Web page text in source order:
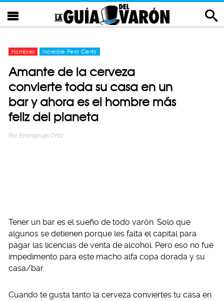
Hombres Increíble Pero Cierto
Amante de la cerveza
convierte toda su casa en un
bar y ahora es el hombre más
feliz del planeta
Por Emmanuel Ortiz
Tener un bar es el sueño de todo varón. Solo que
algunos se detienen porque les falta el capital para
pagar las licencias de venta de alcohol. Pero eso no fue
impedimento para este macho alfa copa dorada y su
casa/bar.
Cuando te gusta tanto la cerveza conviertes tu casa en